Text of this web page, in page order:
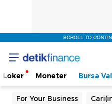
SCROLL TO
Loker Moneter Bursa
For Your Business